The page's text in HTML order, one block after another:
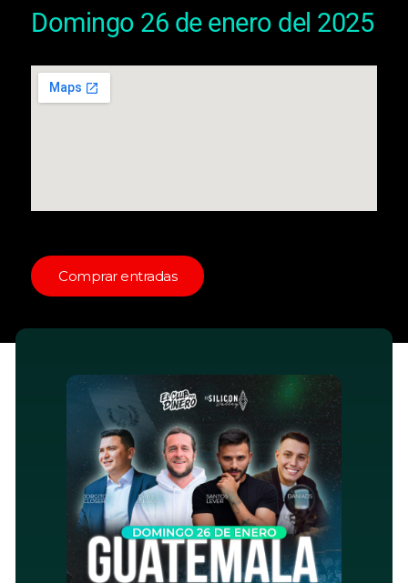
Domingo 26 de enero del 2025
Comprar entradas